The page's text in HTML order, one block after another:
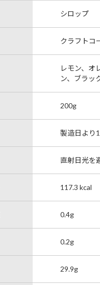
シロップ
クラフト
レモン、オ
ン、ブラッ
200g
製造日より
直射日光を
117.3 kcal
0.4g
0.2g
29.9g